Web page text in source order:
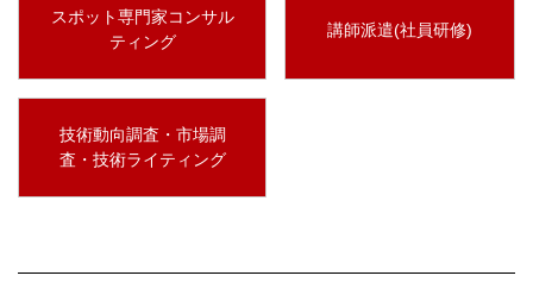
スポット専門家コンサル
ティング
講師派遣(社員研修)
技術動向調査・市場調
査・技術ライティング